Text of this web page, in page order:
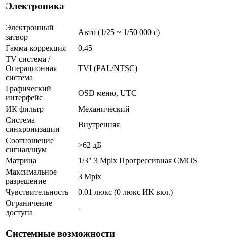
Электроника
Электронный
затвор
Авто (1/25 ~ 1/50 000 с)
Гамма-коррекция
0,45
TV система /
Операционная
система
TVI (PAL/NTSC)
Графический
интерфейс
OSD меню, UTC
ИК фильтр
Механический
Система
синхронизации
Внутренняя
Соотношение
сигнал/шум
>62 дБ
Матрица
1/3" 3 Mpix Прогрессивная CMOS
Максимальное
разрешение
3 Mpix
Чувствительность
0.01 люкс (0 люкс ИК вкл.)
Ограничение
доступа
-
Системные возможности